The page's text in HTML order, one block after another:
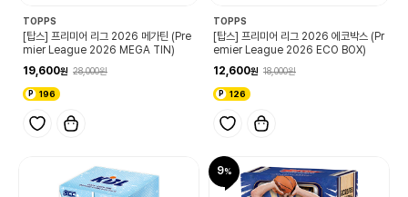
TOPPS
[탑스] 프리미어 리그 2026 메가틴 (Pre
mier League 2026 MEGA TIN)
19,600
28,000
196
TOPPS
[탑스] 프리미어 리그 2026 에코박스 (Pr
emier League 2026 ECO BOX)
12,600
18,000
126
9